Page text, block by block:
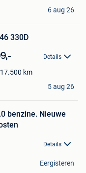
6 aug 26
330D
Details
km
5 aug 26
benzine. Nieuwe
Details
Eergisteren